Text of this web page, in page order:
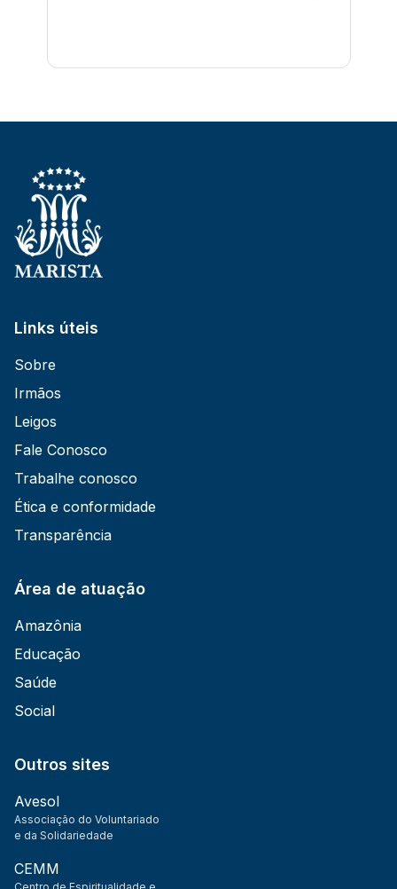
Links úteis
Sobre
Irmãos
Leigos
Fale Conosco
Trabalhe conosco
Ética e conformidade
Transparência
Área de atuação
Amazônia
Educação
Saúde
Social
Outros sites
Avesol
Associação do Voluntariado
e da Solidariedade
CEMM